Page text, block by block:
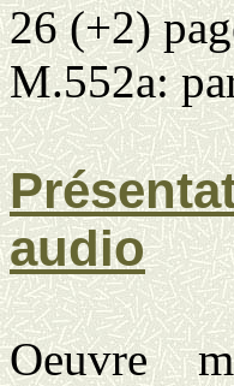
26 (+2)
M.552a:
audio
Oeuvre